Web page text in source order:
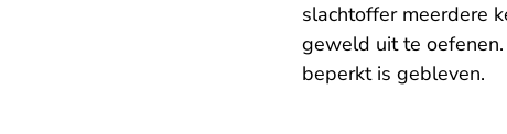
slachtoffer meerdere
geweld uit te
beperkt is gebleven.